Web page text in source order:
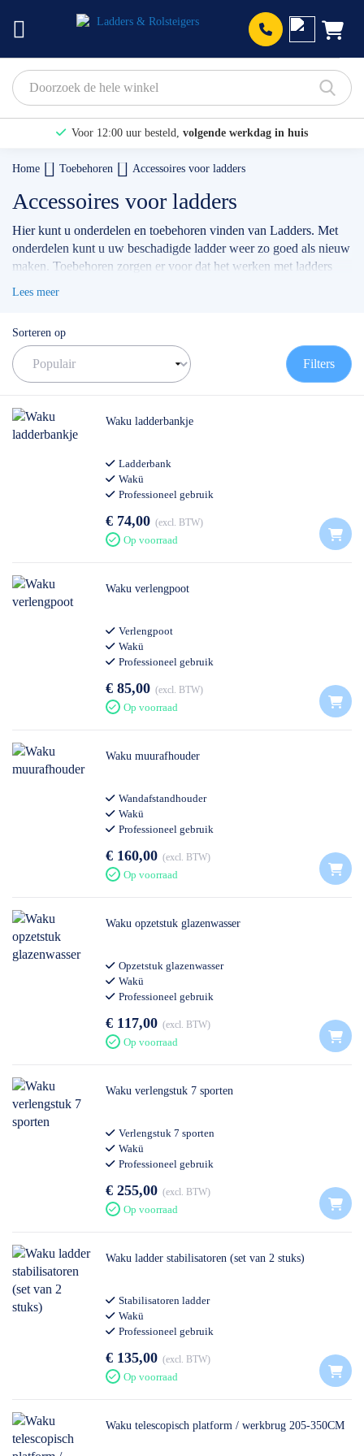
Voor 12:00 uur besteld, volgende werkdag in huis
Bekijk hier onze Actiepagina
Binnen 1 dag een gratis offerte
Home Toebehoren Accessoires voor ladders
Accessoires voor ladders
Hier kunt u onderdelen en toebehoren vinden van Ladders. Met
onderdelen kunt u uw beschadigde ladder weer zo goed als nieuw
maken. Toebehoren zorgen er voor dat het werken met ladders
vragen? Dan kunt u altijd contact opnemen met onze
klantenservice
Lees meer
Sorteren op
Filters
Waku ladderbankje
Ladderbank
Wakü
Professioneel gebruik
€ 74,00 excl. BTW
Op voorraad
Waku verlengpoot
Verlengpoot
Wakü
Professioneel gebruik
€ 85,00 excl. BTW
Op voorraad
Waku muurafhouder
Wandafstandhouder
Wakü
Professioneel gebruik
€ 160,00 excl. BTW
Op voorraad
Waku opzetstuk glazenwasser
Opzetstuk glazenwasser
Wakü
Professioneel gebruik
€ 117,00 excl. BTW
Op voorraad
Waku verlengstuk 7 sporten
Verlengstuk 7 sporten
Wakü
Professioneel gebruik
€ 255,00 excl. BTW
Op voorraad
Waku ladder stabilisatoren (set van 2 stuks)
Stabilisatoren ladder
Wakü
Professioneel gebruik
€ 135,00 excl. BTW
Op voorraad
Waku telescopisch platform / werkbrug 205-350CM